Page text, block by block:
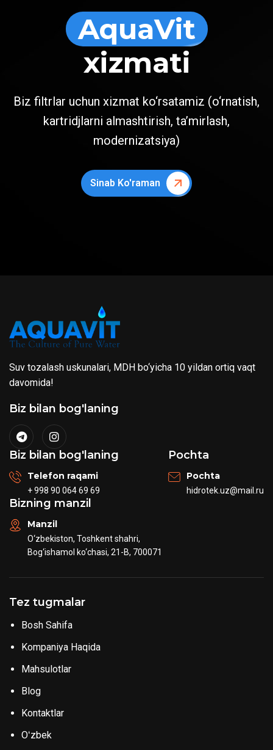
AquaVit
xizmati
Biz filtrlar uchun xizmat ko‘rsatamiz (o‘rnatish,
kartridjlarni almashtirish, ta’mirlash,
modernizatsiya)
Sinab Ko'raman
Suv tozalash uskunalari, MDH bo‘yicha 10 yildan ortiq vaqt
davomida!
Biz bilan bog'laning
Biz bilan bog'laning
Telefon raqami
+ 998 90 064 69 69
Pochta
Pochta
hidrotek.uz@mail.ru
Bizning manzil
Manzil
O‘zbekiston, Toshkent shahri,
Bog‘ishamol ko‘chasi, 21-B, 700071
Tez tugmalar
Bosh Sahifa
Kompaniya Haqida
Mahsulotlar
Blog
Kontaktlar
Oʻzbek